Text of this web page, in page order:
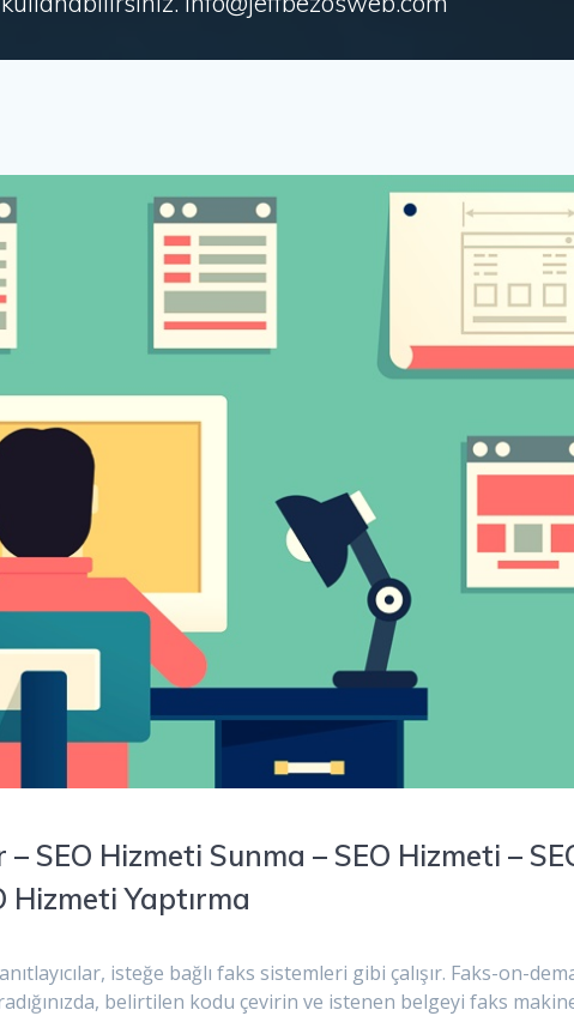
SEO Hizmeti Sunma – SEO Hizmeti –
Hizmeti Yaptırma
isteğe bağlı faks sistemleri gibi çalışır. Faks-on-
belirtilen kodu çevirin ve istenen belgeyi faks